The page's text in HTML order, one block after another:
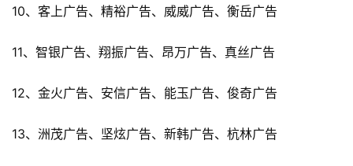
10、客上广告、精裕广告、威威广告、衡岳广告
11、智银广告、翔振广告、昂万广告、真丝广告
12、金火广告、安信广告、能玉广告、俊奇广告
13、洲茂广告、坚炫广告、新韩广告、杭林广告